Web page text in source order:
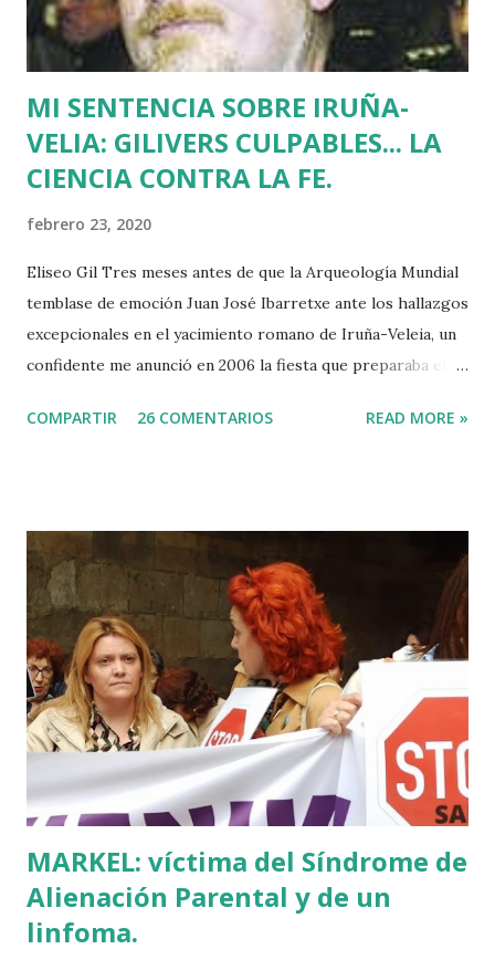
medio millón de personas. Fuimos muchos los que
descubrimos que l...
MI SENTENCIA SOBRE IRUÑA-
VELIA: GILIVERS CULPABLES... LA
CIENCIA CONTRA LA FE.
febrero 23, 2020
Eliseo Gil Tres meses antes de que la Arqueología Mundial
temblase de emoción Juan José Ibarretxe ante los hallazgos
excepcionales en el yacimiento romano de Iruña-Veleia, un
confidente me anunció en 2006 la fiesta que preparaba el
primer calvario de la Cristiandad (con un sonrojante RIP en
por un presunto maestro egipcio llegado desde el Nilo
para educar a los niños de la villa romana. Mi informador y
yo hacíamos risas ante la casualidad de las casualidades:
Euskadi era de nuevo pionera. Ibarretxe dormía entonces
en Ajuria Enea y no paraba de contar a tirios y troyanos que
Euskal Herria era un pueblo con 7.000 años de antigüedad.
Por fin llegaba la arqueología para confirmar sus teorías.
Tuvo que ser su consejera de Cultura y portavoz Miren
Azkarate ...
COMPARTIR 26 COMENTARIOS READ MORE »
MARKEL: víctima del Síndrome de
Alienación Parental y de un
linfoma.